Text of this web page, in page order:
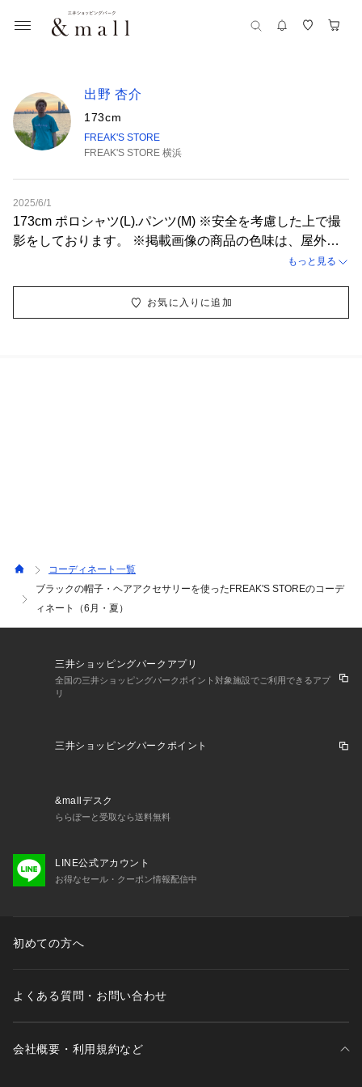
出野 杏介
173cm
FREAK'S STORE
FREAK'S STORE 横浜
2025/6/1
173cm ポロシャツ(L).パンツ(M) ※安全を考慮した上で撮
影をしております。 ※掲載画像の商品の色味は、屋外や
屋内の光の照射や角度により実物と色味が異なる場合がご
もっと見る
お気に入りに追加
コーディネート一覧
ブラックの帽子・ヘアアクセサリーを使ったFREAK'S STOREのコーデ
ィネート（6月・夏）
三井ショッピングパークアプリ
全国の三井ショッピングパークポイント対象施設でご利用できるアプ
リ
三井ショッピングパークポイント
&mallデスク
ららぽーと受取なら送料無料
LINE公式アカウント
お得なセール・クーポン情報配信中
初めての方へ
よくある質問・お問い合わせ
会社概要・利用規約など